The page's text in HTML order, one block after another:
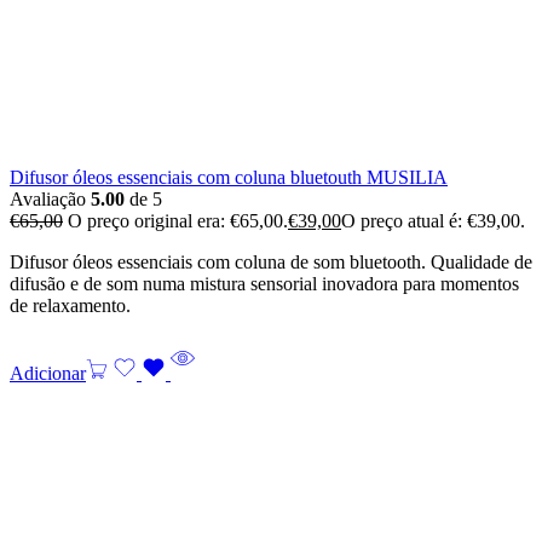
Difusor óleos essenciais com coluna bluetouth MUSILIA
Avaliação 5.00 de 5
€65,00 O preço original era: €65,00.€39,00O preço atual é: €39,00.
Difusor óleos essenciais com coluna de som bluetooth. Qualidade de
difusão e de som numa mistura sensorial inovadora para momentos
de relaxamento.
Adicionar